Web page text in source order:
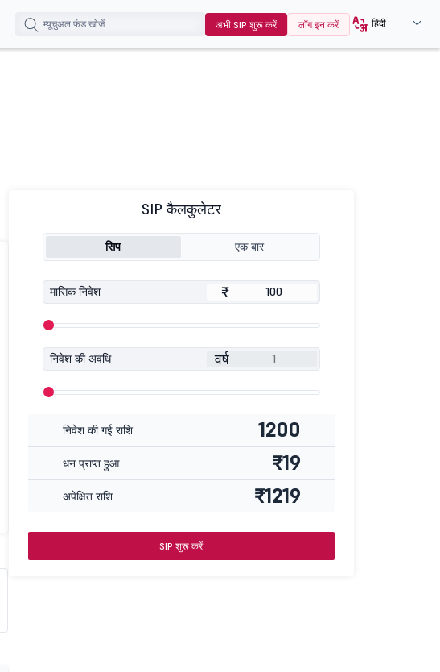
अभी SIP शुरू करें लॉग इन करें हिंदी
SIP कैलकुलेटर
सिप एक बार
मासिक निवेश ₹
निवेश की अवधि वर्ष
निवेश की गई राशि 1200
धन प्राप्त हुआ ₹19
अपेक्षित राशि ₹1219
SIP शुरू करें